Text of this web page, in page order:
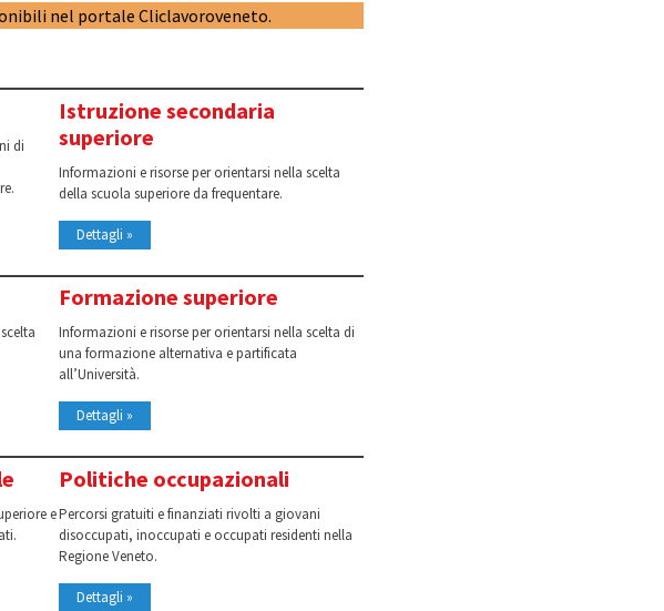
nel portale Cliclavoroveneto.
di
Istruzione secondaria
superiore
Informazioni e risorse per orientarsi nella scelta
della scuola superiore da frequentare.
Dettagli »
Formazione superiore
Informazioni e risorse per orientarsi nella scelta di
una formazione alternativa e partificata
all’Università.
Dettagli »
e
Politiche occupazionali
Percorsi gratuiti e finanziati rivolti a giovani
disoccupati, inoccupati e occupati residenti nella
Regione Veneto.
Dettagli »